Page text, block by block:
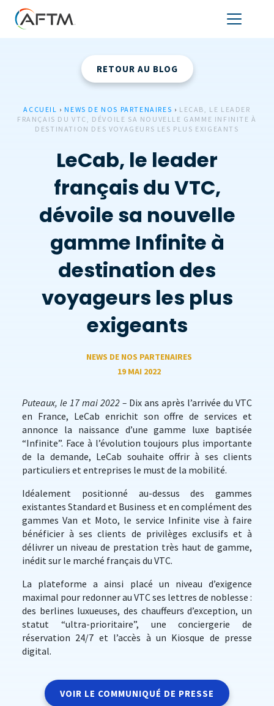
RETOUR AU BLOG
ACCUEIL › NEWS DE NOS PARTENAIRES › LECAB, LE LEADER
FRANÇAIS DU VTC, DÉVOILE SA NOUVELLE GAMME INFINITE À
DESTINATION DES VOYAGEURS LES PLUS EXIGEANTS
LeCab, le leader
français du VTC,
dévoile sa nouvelle
gamme Infinite à
destination des
voyageurs les plus
exigeants
NEWS DE NOS PARTENAIRES
19 MAI 2022
Puteaux, le 17 mai 2022 – Dix ans après l’arrivée du VTC
en France, LeCab enrichit son offre de services et
annonce la naissance d’une gamme luxe baptisée
“Infinite”. Face à l’évolution toujours plus importante
de la demande, LeCab souhaite offrir à ses clients
particuliers et entreprises le must de la mobilité.
Idéalement positionné au-dessus des gammes
existantes Standard et Business et en complément des
gammes Van et Moto, le service Infinite vise à faire
bénéficier à ses clients de privilèges exclusifs et à
délivrer un niveau de prestation très haut de gamme,
inédit sur le marché français du VTC.
La plateforme a ainsi placé un niveau d’exigence
maximal pour redonner au VTC ses lettres de noblesse :
des berlines luxueuses, des chauffeurs d’exception, un
statut “ultra-prioritaire”, une conciergerie de
réservation 24/7 et l’accès à un Kiosque de presse
digital.
VOIR LE COMMUNIQUÉ DE PRESSE